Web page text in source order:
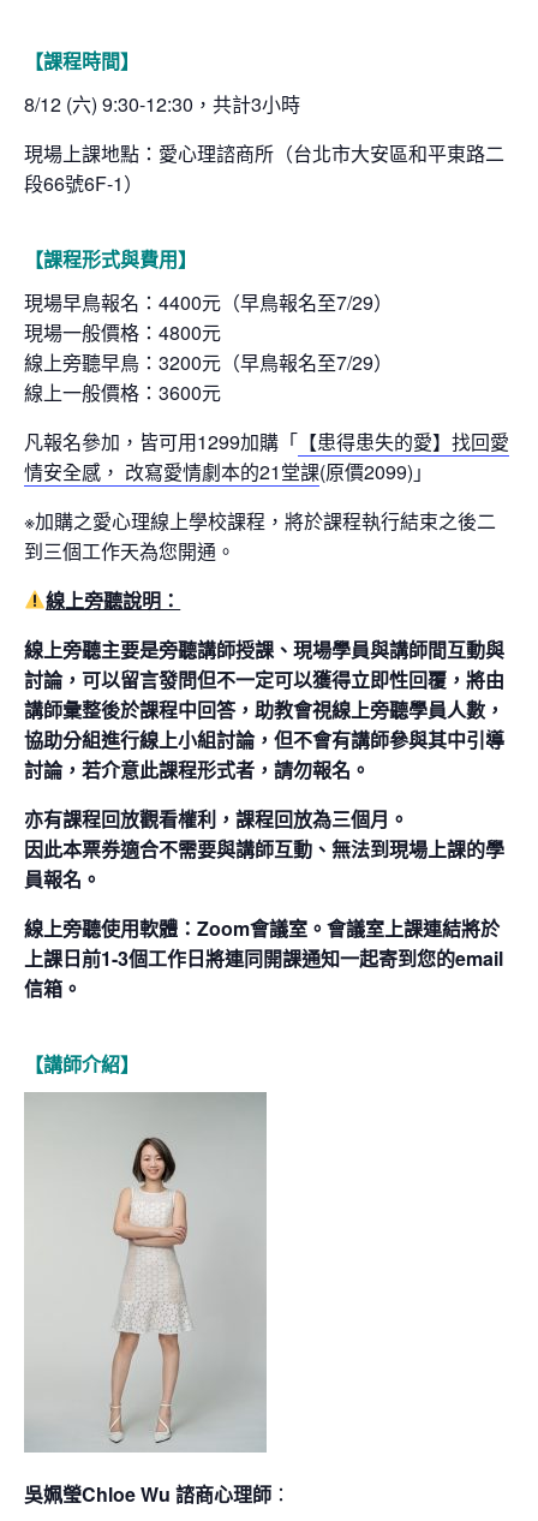
【課程時間】
8/12 (六) 9:30-12:30，共計3小時
現場上課地點：愛心理諮商所（台北市大安區和平東路二
段66號6F-1）
【課程形式與費用】
現場早鳥報名：4400元（早鳥報名至7/29）
現場一般價格：4800元
線上旁聽早鳥：3200元（早鳥報名至7/29）
線上一般價格：3600元
凡報名參加，皆可用1299加購「 【患得患失的愛】找回愛
情安全感， 改寫愛情劇本的21堂課(原價2099)」
※加購之愛心理線上學校課程，將於課程執行結束之後二
到三個工作天為您開通。
線上旁聽說明：
線上旁聽主要是旁聽講師授課、現場學員與講師間互動與
討論，可以留言發問但不一定可以獲得立即性回覆，將由
講師彙整後於課程中回答，助教會視線上旁聽學員人數，
協助分組進行線上小組討論，但不會有講師參與其中引導
討論，若介意此課程形式者，請勿報名。
亦有課程回放觀看權利，課程回放為三個月。
因此本票券適合不需要與講師互動、無法到現場上課的學
員報名。
線上旁聽使用軟體：Zoom會議室。會議室上課連結將於
上課日前1-3個工作日將連同開課通知一起寄到您的email
信箱。
【講師介紹】
吳姵瑩Chloe Wu 諮商心理師 ：